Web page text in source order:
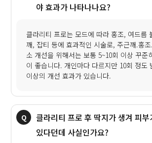
야 효과가 나타나나요?
클라리티 프로는 모드에 따라 홍조, 여드름
깨, 잡티 등에 효과적인 시술로, 주근깨.홍
소 개선을 위해서는 보통 5~10회 이상 꾸준
이 좋습니다. 개인마다 다르지만 10회 정도
이상의 개선 효과가 있습니다.
클라리티 프로 후 딱지가 생겨 피
있다던데 사실인가요?